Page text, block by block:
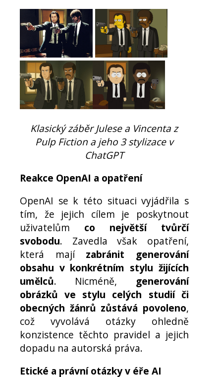
Klasický záběr Julese a Vincenta z
Pulp Fiction a jeho 3 stylizace v
ChatGPT
Reakce OpenAI a opatření
OpenAI se k této situaci vyjádřila s
tím, že jejich cílem je poskytnout
uživatelům co největší tvůrčí
svobodu. Zavedla však opatření,
která mají zabránit generování
obsahu v konkrétním stylu žijících
umělců. Nicméně, generování
obrázků ve stylu celých studií či
obecných žánrů zůstává povoleno,
což vyvolává otázky ohledně
konzistence těchto pravidel a jejich
dopadu na autorská práva.
Etické a právní otázky v éře AI